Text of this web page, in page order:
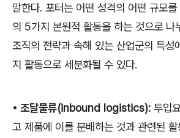
말한다. 포터는 어떤 성격의 어떤 규모
의 5가지 본원적 활동을 하는 것으로 나
조직의 전략과 속해 있는 산업군의 특성
지 활동으로 세분화될 수 있다.
• 조달물류(inbound logistics): 투입
고 제품에 이를 분배하는 것과 관련된 활